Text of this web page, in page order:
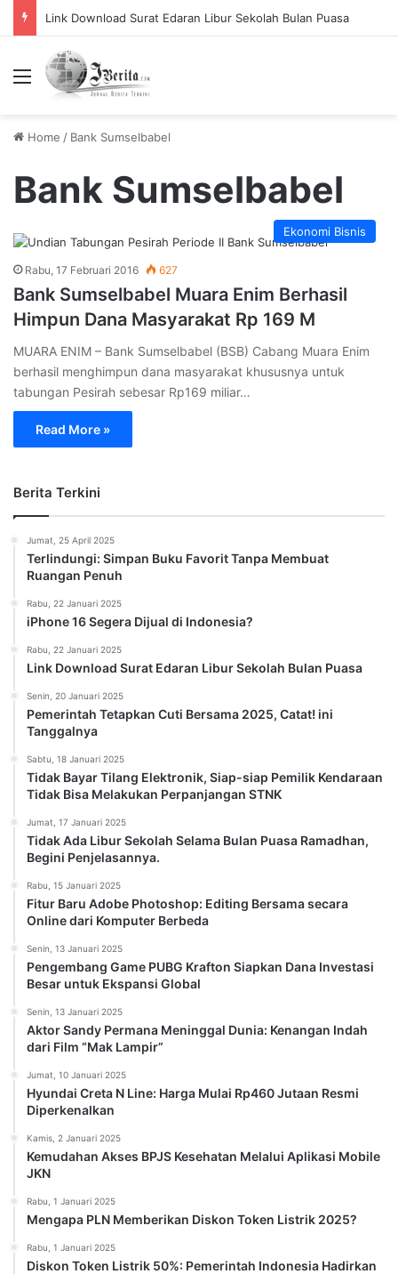
Link Download Surat Edaran Libur Sekolah Bulan Puasa
Menu
Home / Bank Sumselbabel
Bank Sumselbabel
Ekonomi Bisnis
Rabu, 17 Februari 2016 627
Bank Sumselbabel Muara Enim Berhasil
Himpun Dana Masyarakat Rp 169 M
MUARA ENIM – Bank Sumselbabel (BSB) Cabang Muara Enim
berhasil menghimpun dana masyarakat khususnya untuk
tabungan Pesirah sebesar Rp169 miliar…
Read More »
Berita Terkini
Jumat, 25 April 2025
Terlindungi: Simpan Buku Favorit Tanpa Membuat
Ruangan Penuh
Rabu, 22 Januari 2025
iPhone 16 Segera Dijual di Indonesia?
Rabu, 22 Januari 2025
Link Download Surat Edaran Libur Sekolah Bulan Puasa
Senin, 20 Januari 2025
Pemerintah Tetapkan Cuti Bersama 2025, Catat! ini
Tanggalnya
Sabtu, 18 Januari 2025
Tidak Bayar Tilang Elektronik, Siap-siap Pemilik Kendaraan
Tidak Bisa Melakukan Perpanjangan STNK
Jumat, 17 Januari 2025
Tidak Ada Libur Sekolah Selama Bulan Puasa Ramadhan,
Begini Penjelasannya.
Rabu, 15 Januari 2025
Fitur Baru Adobe Photoshop: Editing Bersama secara
Online dari Komputer Berbeda
Senin, 13 Januari 2025
Pengembang Game PUBG Krafton Siapkan Dana Investasi
Besar untuk Ekspansi Global
Senin, 13 Januari 2025
Aktor Sandy Permana Meninggal Dunia: Kenangan Indah
dari Film “Mak Lampir”
Jumat, 10 Januari 2025
Hyundai Creta N Line: Harga Mulai Rp460 Jutaan Resmi
Diperkenalkan
Kamis, 2 Januari 2025
Kemudahan Akses BPJS Kesehatan Melalui Aplikasi Mobile
JKN
Rabu, 1 Januari 2025
Mengapa PLN Memberikan Diskon Token Listrik 2025?
Rabu, 1 Januari 2025
Diskon Token Listrik 50%: Pemerintah Indonesia Hadirkan